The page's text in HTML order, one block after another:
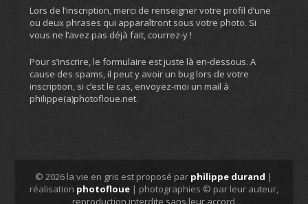
Lors de l’inscription, merci de renseigner votre profil d’une
ou deux phrases qui apparaîtront sous votre photo. Si
vous ne l’avez pas déjà fait, courrez-y !
Pour s’inscrire, le formulaire est juste là en-dessous. A
cause des spams, il peut y avoir un bug lors de votre
inscription, si c’est le cas, envoyez-moi un mail à
philippe(a)photofloue.net.
© 2026 la vie en gris est proposé par philippe durand |
réalisation photofloue| photographies © par leur auteur,
reproduction interdite sans leur accord